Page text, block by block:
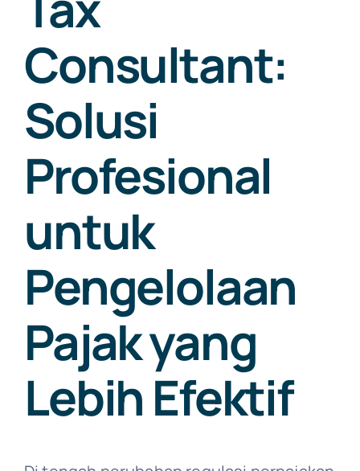
Consultant:
Solusi
Profesional
untuk
Pengelolaan
Pajak yang
Lebih Efektif